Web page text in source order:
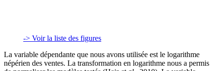
-> Voir la liste des figures
La variable dépendante que nous avons utilisée est le logarithme
népérien des ventes. La transformation en logarithme nous a permis